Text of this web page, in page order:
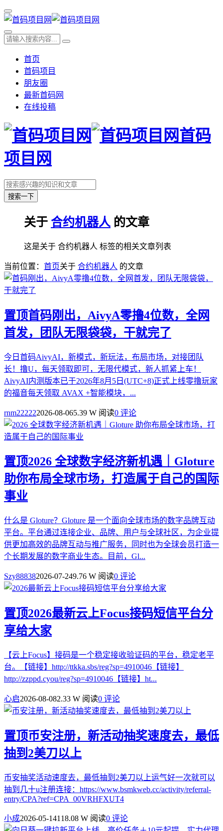
首页
首码项目
朋友圈
最新首码网
在线投稿
首码
项目网
搜索一下
关于 合约机器人 的文章
这是关于 合约机器人 标签的相关文章列表
当前位置： 首页关于 合约机器人 的文章
置顶首码刚出，AivyA零撸4位数，全网
首发，团队无限袋袋，干就完了
今日首码AivyAI，新模式，新玩法，布局市场，对接团队
长！撸U，每天领取即可，无限代模式，新人抓紧上车！
AivyAI内测版本已于2026年8月5日(UTC+8)正式上线零撸玩家
的福音每天领取 AVAX +智能模块，...
rnm222222026-08-065.39 W 阅读0 评论
置顶2026 全球数字经济新机遇｜Gloture
助你布局全球市场，打造属于自己的国际
事业
什么是 Gloture？Gloture 是一个面向全球市场的数字品牌互动
平台。平台通过连接企业、品牌、用户与全球社区，为企业提
供更加高效的品牌互动与推广服务，同时也为全球会员打造一
个长期发展的数字商业生态。目前，Gl...
Szy888382026-07-249.76 W 阅读0 评论
置顶2026最新云上Focus接码短信平台分
享给大家
【云上Focus】接码是一个稳定接收验证码的平台，稳定老平
台。【链接】http://ttkka.sbs/reg?sp=4910046【链接】
http://zzppd.cyou/reg?sp=4910046【链接】ht...
心启2026-08-082.33 W 阅读0 评论
置顶币安注册，新活动抽奖速度去，最低
抽到2美刀以上
币安抽奖活动速度去，最低抽到2美刀以上运气好一次就可以
抽到几十u注册连接：https://www.bsmkweb.cc/activity/referral-
entry/CPA?ref=CPA_00VRHFXUT4
小成2026-05-14118.08 W 阅读0 评论